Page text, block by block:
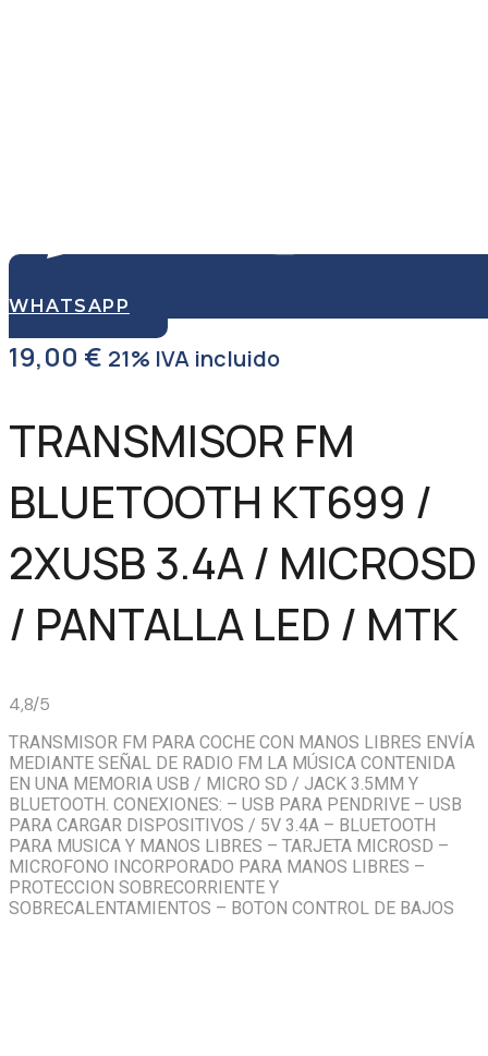
WHATSAPP
19,00 € 21% IVA incluido
TRANSMISOR FM
BLUETOOTH KT699 /
2XUSB 3.4A / MICROSD
/ PANTALLA LED / MTK
4,8/5
TRANSMISOR FM PARA COCHE CON MANOS LIBRES ENVÍA
MEDIANTE SEÑAL DE RADIO FM LA MÚSICA CONTENIDA
EN UNA MEMORIA USB / MICRO SD / JACK 3.5MM Y
BLUETOOTH. CONEXIONES: – USB PARA PENDRIVE – USB
PARA CARGAR DISPOSITIVOS / 5V 3.4A – BLUETOOTH
PARA MUSICA Y MANOS LIBRES – TARJETA MICROSD –
MICROFONO INCORPORADO PARA MANOS LIBRES –
PROTECCION SOBRECORRIENTE Y
SOBRECALENTAMIENTOS – BOTON CONTROL DE BAJOS